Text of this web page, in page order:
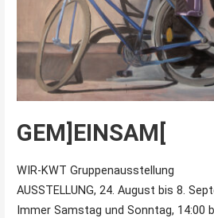
GEM]EINSAM[
WIR-KWT Gruppenausstellung
AUSSTELLUNG, 24. August bis 8.
Immer Samstag und Sonntag, 14:00